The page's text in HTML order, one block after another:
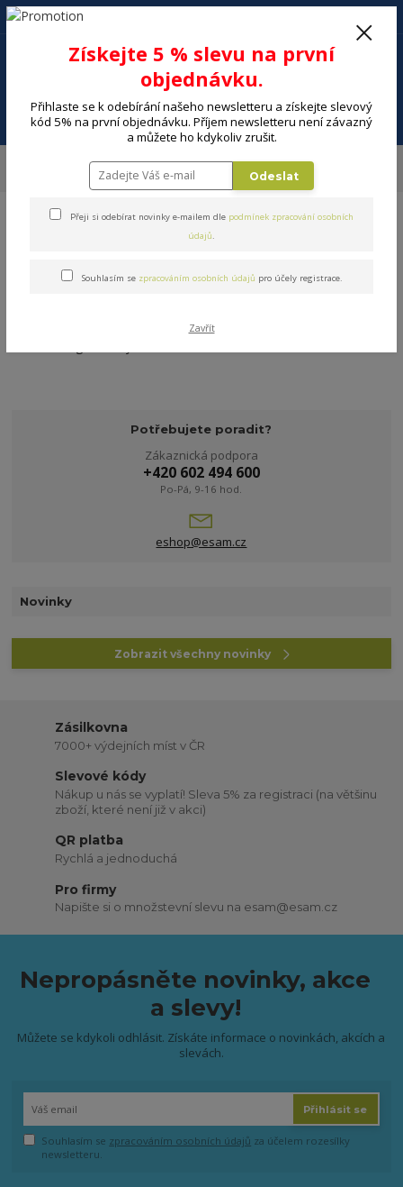
Menu
+420 602 494 600
Parní hrnce
Potřebujete poradit?
Zákaznická podpora
+420 602 494 600
Po-Pá, 9-16 hod.
eshop@esam.cz
Novinky
Zobrazit všechny novinky
Zásilkovna
7000+ výdejních míst v ČR
Slevové kódy
Nákup u nás se vyplatí! Sleva 5% za registraci (na většinu
zboží, které není již v akci)
QR platba
Rychlá a jednoduchá
Pro firmy
Napište si o množstevní slevu na esam@esam.cz
Nepropásněte novinky, akce
a slevy!
Můžete se kdykoli odhlásit. Získáte informace o novinkách, akcích a
slevách.
Přihlásit se
Souhlasím se zpracováním osobních údajů za účelem rozesílky
newsletteru.
Získejte 5 % slevu na první
objednávku.
Přihlaste se k odebírání našeho newsletteru a získejte slevový
kód 5% na první objednávku. Příjem newsletteru není závazný
a můžete ho kdykoliv zrušit.
Odeslat
Přeji si odebírat novinky e-mailem dle podmínek zpracování osobních
údajů.
Souhlasím se zpracováním osobních údajů pro účely registrace.
Zavřít